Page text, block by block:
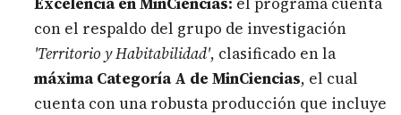
con el respaldo del grupo de investigación
'Territorio y Habitabilidad', clasificado en la
máxima Categoría A de MinCiencias, el cual
cuenta con una robusta producción que incluye